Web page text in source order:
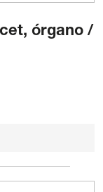
órgano /